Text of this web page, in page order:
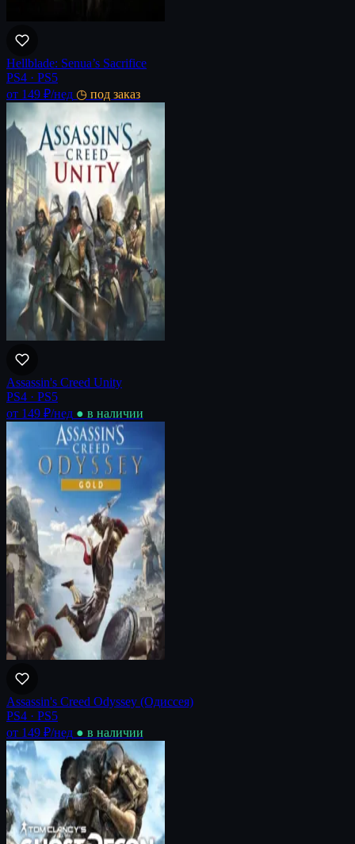
Hellblade: Senua’s Sacrifice
PS4 · PS5
от 149 ₽/нед ◷ под заказ
Assassin's Creed Unity
PS4 · PS5
от 149 ₽/нед ● в наличии
Assassin's Creed Odyssey (Одиссея)
PS4 · PS5
от 149 ₽/нед ● в наличии